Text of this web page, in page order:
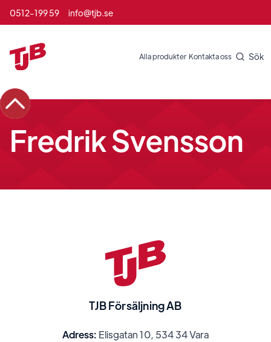
0512-199 59 info@tjb.se
Alla produkter Kontakta oss Sök
Fredrik Svensson
TJB Försäljning AB
Adress: Elisgatan 10, 534 34 Vara